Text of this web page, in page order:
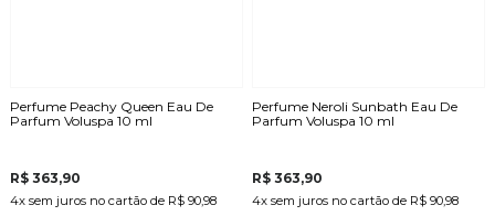
Perfume Peachy Queen Eau De
Parfum Voluspa 10 ml
R$ 363,90
4x sem juros no cartãode R$ 90,98
Perfume Neroli Sunbath Eau De
Parfum Voluspa 10 ml
R$ 363,90
4x sem juros no cartão de R$ 90,98